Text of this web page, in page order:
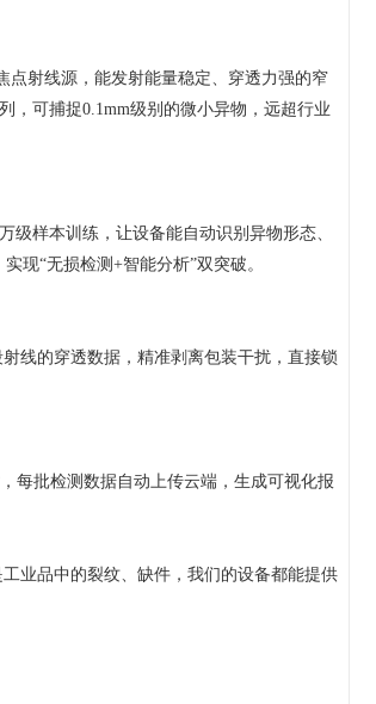
射线源，能发射能量稳定、穿透力强的窄
，可捕捉0.1mm级别的微小异物，远超行业
样本训练，让设备能自动识别异物形态、
现“无损检测+智能分析”双突破。
的穿透数据，精准剥离包装干扰，直接锁
批检测数据自动上传云端，生成可视化报
业品中的裂纹、缺件，我们的设备都能提供